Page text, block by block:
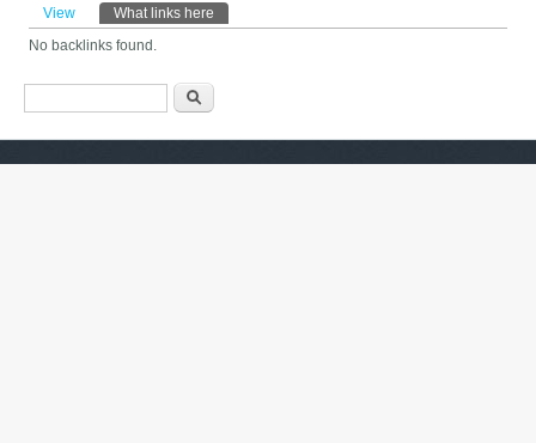
Primary tabs
View What links here
No backlinks found.